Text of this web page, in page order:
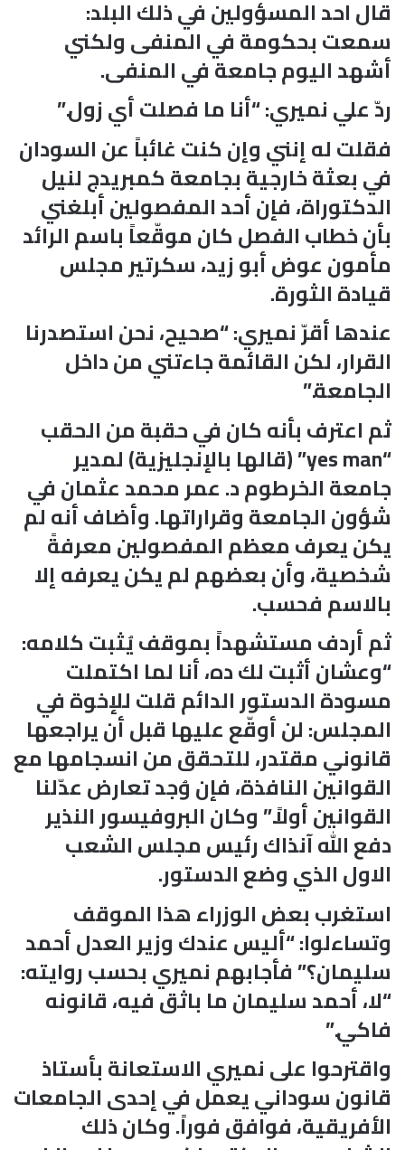
قال احد المسؤولين في ذلك البلد:
سمعت بحكومة في المنفى ولكني
أشهد اليوم جامعة في المنفى.
ردّ علي نميري: “أنا ما فصلت أي زول.”
فقلت له إنني وإن كنت غائباً عن السودان
في بعثة خارجية بجامعة كمبريدج لنيل
الدكتوراة، فإن أحد المفصولين أبلغني
بأن خطاب الفصل كان موقّعاً باسم الرائد
مأمون عوض أبو زيد، سكرتير مجلس
قيادة الثورة.
عندها أقرّ نميري: “صحيح، نحن استصدرنا
القرار، لكن القائمة جاءتني من داخل
الجامعة.”
ثم اعترف بأنه كان في حقبة من الحقب
“yes man” (قالها بالإنجليزية) لمدير
جامعة الخرطوم د. عمر محمد عثمان في
شؤون الجامعة وقراراتها. وأضاف أنه لم
يكن يعرف معظم المفصولين معرفةً
شخصية، وأن بعضهم لم يكن يعرفه إلا
بالاسم فحسب.
ثم أردف مستشهداً بموقف يُثبت كلامه:
“وعشان أثبت لك ده، أنا لما اكتملت
مسودة الدستور الدائم قلت للإخوة في
المجلس: لن أوقّع عليها قبل أن يراجعها
قانوني مقتدر، للتحقق من انسجامها مع
القوانين النافذة، فإن وُجد تعارض عدّلنا
القوانين أولاً.” وكان البروفيسور النذير
دفع الله آنذاك رئيس مجلس الشعب
الاول الذي وضع الدستور.
استغرب بعض الوزراء هذا الموقف
وتساءلوا: “أليس عندك وزير العدل أحمد
سليمان؟” فأجابهم نميري بحسب روايته:
“لا، أحمد سليمان ما باثق فيه، قانونه
فاكي.”
واقترحوا على نميري الاستعانة بأستاذ
قانون سوداني يعمل في إحدى الجامعات
الأفريقية، فوافق فوراً. وكان ذلك